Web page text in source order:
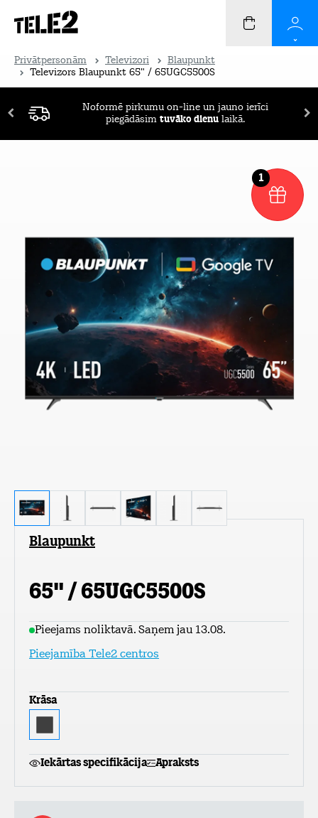
Privātpersonām Televizori
Blaupunkt
Televizors Blaupunkt 65" / 65UGC5500S
Noformē pirkumu on-line un jauno ierīci
piegādāsim tuvāko dienu laikā.
1
Blaupunkt
65" / 65UGC5500S
Pieejams noliktavā. Saņem jau 13.08.
Pieejamība Tele2 centros
Krāsa
Iekārtas specifikācija Apraksts